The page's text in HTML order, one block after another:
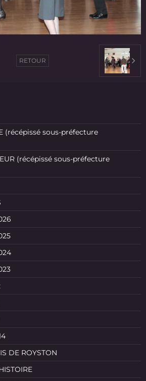
RETOUR
(récépissé sous-préfecture
(récépissé sous-préfecture
DE ROYSTON